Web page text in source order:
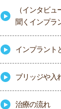
（インタビ
聞くインプラ
インプラント
ブリッジや入
治療の流れ